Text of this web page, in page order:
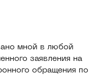
мной в любой
заявления на
обращения по